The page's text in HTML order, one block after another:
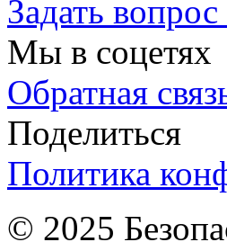
Задать
Мы в соцетях
Обратная
Поделиться
Политика
© 2025